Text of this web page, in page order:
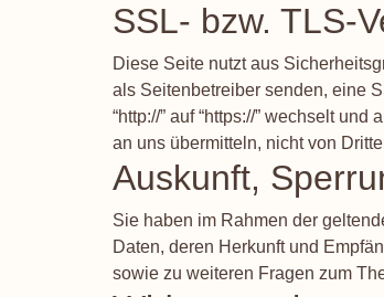
SSL- bzw. TLS-
Diese Seite nutzt aus
als Seitenbetreiber senden, eine
“http://” auf “https://” wechselt
an uns übermitteln, nicht von
Auskunft,
Sie haben im Rahmen der
Daten, deren Herkunft und
sowie zu weiteren Fragen zum